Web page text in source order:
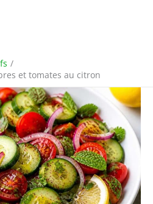
et tomates au citron